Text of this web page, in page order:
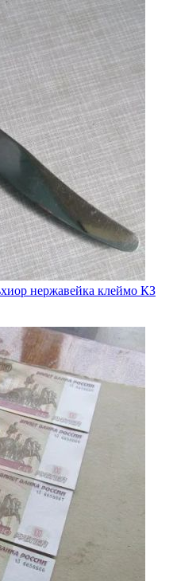
нержавейка клеймо КЗ